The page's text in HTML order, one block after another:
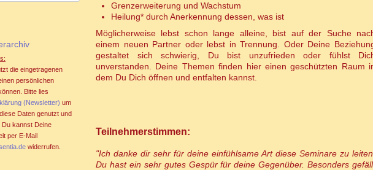
die eingetragenen
persönlichen
Bitte lies
(Newsletter) um
Daten genutzt und
kannst Deine
per E-Mail
widerrufen.
Grenzerweiterung und Wachstum
Heilung* durch Anerkennung dessen, was ist
Möglicherweise lebst schon lange alleine, bist auf der Suche
einem neuen Partner oder lebst in Trennung. Oder Deine
gestaltet sich schwierig, Du bist unzufrieden oder fühlst
unverstanden. Deine Themen finden hier einen geschützten Raum
dem Du Dich öffnen und entfalten kannst.
Teilnehmerstimmen:
"Ich danke dir sehr für deine einfühlsame Art diese Seminare zu leiten.
Du hast ein sehr gutes Gespür für deine Gegenüber. Besonders